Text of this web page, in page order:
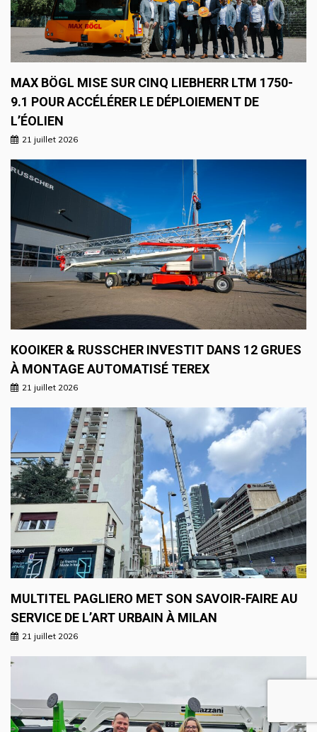
MAX BÖGL MISE SUR CINQ LIEBHERR LTM 1750-
9.1 POUR ACCÉLÉRER LE DÉPLOIEMENT DE
L’ÉOLIEN
21 juillet 2026
KOOIKER & RUSSCHER INVESTIT DANS 12 GRUES
À MONTAGE AUTOMATISÉ TEREX
21 juillet 2026
MULTITEL PAGLIERO MET SON SAVOIR-FAIRE AU
SERVICE DE L’ART URBAIN À MILAN
21 juillet 2026